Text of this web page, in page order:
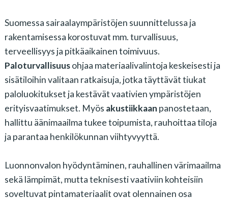
Suomessa sairaalaympäristöjen suunnittelussa ja
rakentamisessa korostuvat mm. turvallisuus,
terveellisyys ja pitkäaikainen toimivuus.
Paloturvallisuusohjaa materiaalivalintoja keskeisesti ja
sisätiloihin valitaan ratkaisuja, jotka täyttävät tiukat
paloluokitukset ja kestävät vaativien ympäristöjen
erityisvaatimukset. Myös akustiikkaan panostetaan,
hallittu äänimaailma tukee toipumista, rauhoittaa tiloja
ja parantaa henkilökunnan viihtyvyyttä.
Luonnonvalon hyödyntäminen, rauhallinen värimaailma
sekä lämpimät, mutta teknisesti vaativiin kohteisiin
soveltuvat pintamateriaalit ovat olennainen osa